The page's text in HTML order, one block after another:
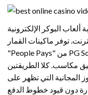
البوكر الإلكترونية
توفر ماكينات القمار
"People Pays" من PG Soft فرصًا وفيرة للفوز، حيث أن الرموز
مكاسب. كلا الطريقتين
المجانية التي تظهر على
دون قيود خطوط الدفع